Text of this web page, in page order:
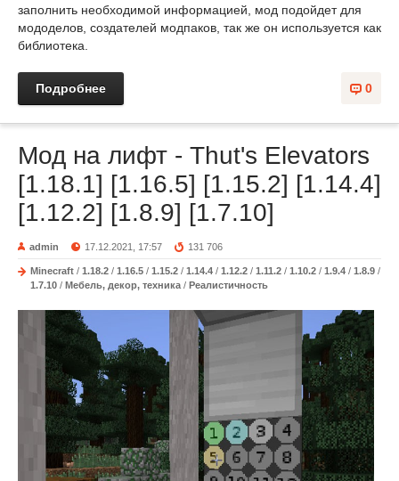
заполнить необходимой информацией, мод подойдет для
мододелов, создателей модпаков, так же он используется как
библиотека.
0
Подробнее
Мод на лифт - Thut's Elevators
[1.18.1] [1.16.5] [1.15.2] [1.14.4]
[1.12.2] [1.8.9] [1.7.10]
admin 17.12.2021, 17:57 131 706
Minecraft / 1.18.2 / 1.16.5 / 1.15.2 / 1.14.4 / 1.12.2 / 1.11.2 / 1.10.2 / 1.9.4 / 1.8.9 /
1.7.10 / Мебель, декор, техника / Реалистичность